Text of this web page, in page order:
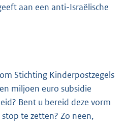
aan een anti-Israëlische
Stichting Kinderpostzegels
miljoen euro subsidie
Bent u bereid deze vorm
te zetten? Zo neen,